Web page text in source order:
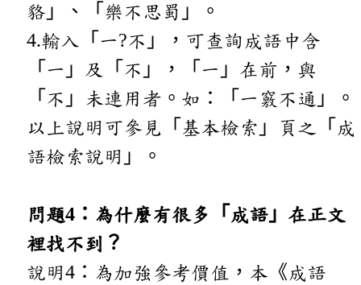
貉」、「樂不思蜀」。
4.輸入「一?不」，可查詢成語中含
「一」及「不」，「一」在前，與
「不」未連用者。如：「一竅不通」。
以上說明可參見「基本檢索」頁之「成
語檢索說明」。
問題4：為什麼有很多「成語」在正文
裡找不到？
說明4：為加強參考價值，本《成語